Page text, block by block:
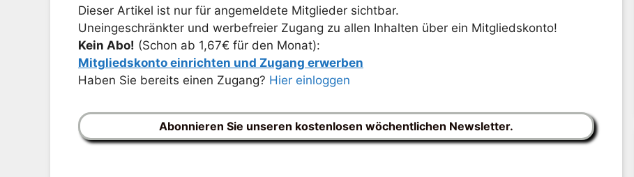
Dieser Artikel ist nur für angemeldete Mitglieder sichtbar.
Uneingeschränkter und werbefreier Zugang zu allen Inhalten über ein Mitgliedskonto!
Kein Abo! (Schon ab 1,67€ für den Monat):
Mitgliedskonto einrichten und Zugang erwerben
Haben Sie bereits einen Zugang? Hier einloggen
Abonnieren Sie unseren kostenlosen wöchentlichen Newsletter.